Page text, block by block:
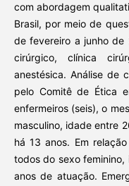
com abordagem
Brasil, por meio de
de fevereiro a junho de
cirúrgico, clínica
anestésica. Análise de
pelo Comitê de Ética
enfermeiros (seis), o
masculino, idade entre
há 13 anos. Em
todos do sexo
anos de atuação.